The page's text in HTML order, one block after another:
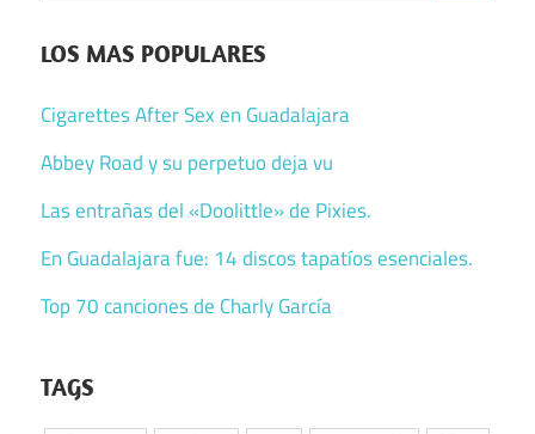
LOS MAS POPULARES
Cigarettes After Sex en Guadalajara
Abbey Road y su perpetuo deja vu
Las entrañas del «Doolittle» de Pixies.
En Guadalajara fue: 14 discos tapatíos esenciales.
Top 70 canciones de Charly García
TAGS